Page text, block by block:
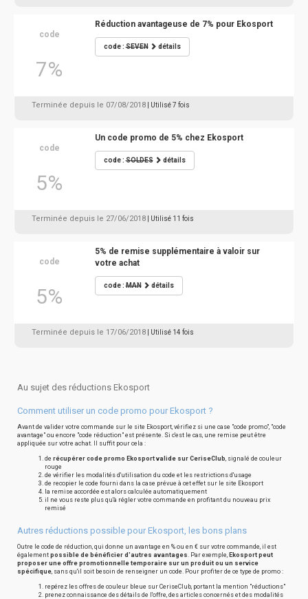
code
7%
Réduction avantageuse de 7% pour Ekosport
code :SEVEN détails
Terminée depuis le 07/08/2018 | Utilisé 7 fois
code
5%
Un code promo de 5% chez Ekosport
code :SOLDES détails
Terminée depuis le 27/06/2018 | Utilisé 11 fois
code
5%
5% de remise supplémentaire à valoir sur
votre achat
code :MAN détails
Terminée depuis le 17/06/2018 | Utilisé 14 fois
Au sujet des réductions Ekosport
Comment utiliser un code promo pour Ekosport ?
Avant de valider votre commande sur le site Ekosport, vérifiez si une case "code promo", "code
avantage" ou encore "code réduction" est présente. Si c'est le cas, une remise peut être
appliquée sur votre achat. Il suffit pour cela :
de récupérer code promo Ekosport valide sur CeriseClub, signalé de couleur
rouge
de vérifier les modalités d'utilisation du code et les restrictions d'usage
de recopier le code fourni dans la case prévue à cet effet sur le site Ekosport
la remise accordée est alors calculée automatiquement
il ne vous reste plus qu'à régler votre commande en profitant du nouveau prix
remisé
Autres réductions possible pour Ekosport, les bons plans
Outre le code de réduction, qui donne un avantage en % ou en € sur votre commande, il est
également possible de bénéficier d'autres avantages. Par exemple, Ekosport peut
proposer une offre promotionnelle temporaire sur un produit ou un service
spécifique, sans qu'il soit besoin de renseigner un code. Pour profiter de ce type de promo :
repérez les offres de couleur bleue sur CeriseClub, portant la mention "réductions"
prenez connaissance des détails de l'offre, des articles concernés et des modalités